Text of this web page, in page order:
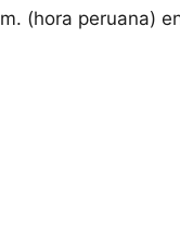
m. (hora peruana)